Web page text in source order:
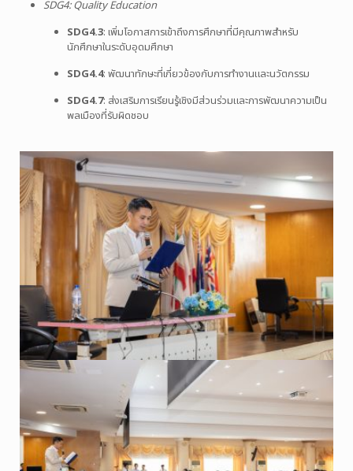
SDG4: Quality Education
SDG4.3: เพิ่มโอกาสการเข้าถึงการศึกษาที่มีคุณภาพสำหรับ
นักศึกษาในระดับอุดมศึกษา
SDG4.4: พัฒนาทักษะที่เกี่ยวข้องกับการทำงานและนวัตกรรม
SDG4.7: ส่งเสริมการเรียนรู้เชิงมีส่วนร่วมและการพัฒนาความเป็น
พลเมืองที่รับผิดชอบ